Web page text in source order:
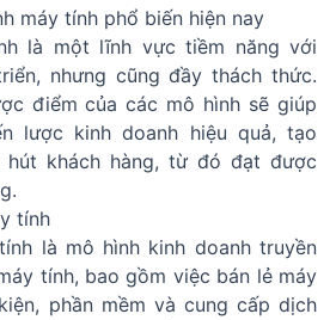
máy tính phổ biến hiện nay
là một lĩnh vực tiềm năng với
nhưng cũng đầy thách thức.
điểm của các mô hình sẽ giúp
lược kinh doanh hiệu quả, tạo
khách hàng, từ đó đạt được
tính
là mô hình kinh doanh truyền
tính, bao gồm việc bán lẻ máy
phần mềm và cung cấp dịch